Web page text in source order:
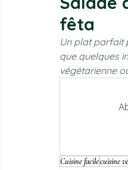
fêta
Un plat parfait
que quelques
végétarienne
Cuisine facilecuisine